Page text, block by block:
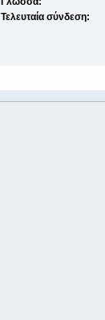
Τελευταία σύνδεση: